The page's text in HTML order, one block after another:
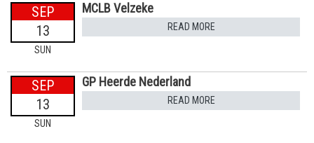
SEP
13
SUN
MCLB Velzeke
READ MORE
SEP
13
SUN
GP Heerde Nederland
READ MORE